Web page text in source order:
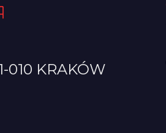
010 KRAKÓW